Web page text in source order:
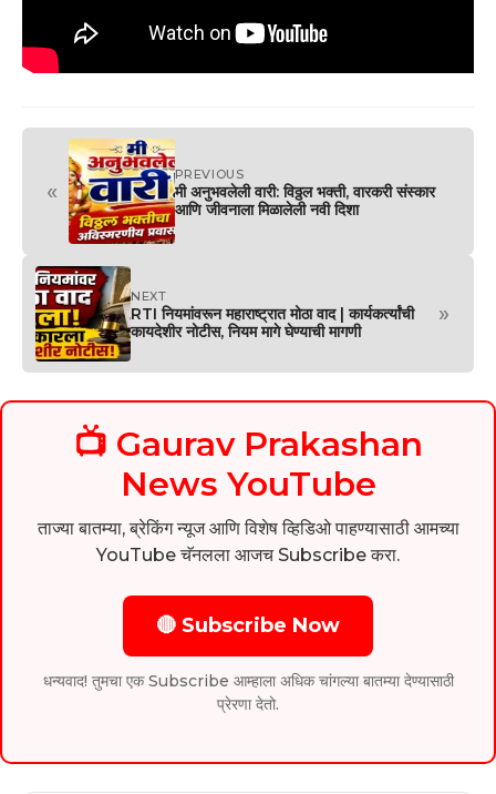
«
PREVIOUS
मी अनुभवलेली वारी: विठ्ठल भक्ती, वारकरी संस्कार
आणि जीवनाला मिळालेली नवी दिशा
NEXT
RTI नियमांवरून महाराष्ट्रात मोठा वाद | कार्यकर्त्यांची
कायदेशीर नोटीस, नियम मागे घेण्याची मागणी
»
📺 Gaurav Prakashan
News YouTube
ताज्या बातम्या, ब्रेकिंग न्यूज आणि विशेष व्हिडिओ पाहण्यासाठी आमच्या
YouTube चॅनलला आजच Subscribe करा.
🔴 Subscribe Now
धन्यवाद! तुमचा एक Subscribe आम्हाला अधिक चांगल्या बातम्या देण्यासाठी
प्रेरणा देतो.